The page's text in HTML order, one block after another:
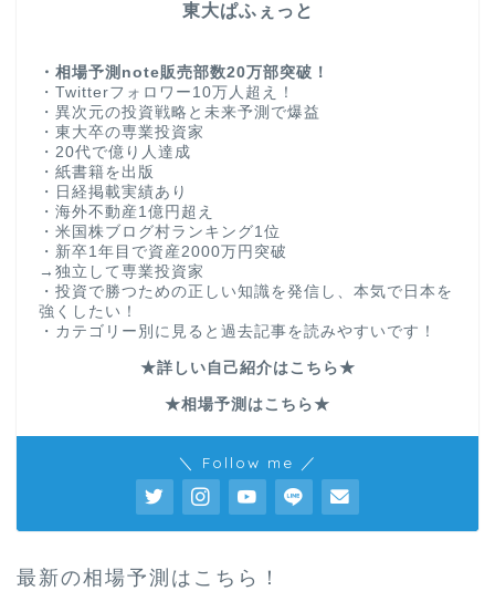
東大ぱふぇっと
・相場予測note販売部数20万部突破！
・Twitterフォロワー10万人超え！
・異次元の投資戦略と未来予測で爆益
・東大卒の専業投資家
・20代で億り人達成
・紙書籍を出版
・日経掲載実績あり
・海外不動産1億円超え
・米国株ブログ村ランキング1位
・新卒1年目で資産2000万円突破
→独立して専業投資家
・投資で勝つための正しい知識を発信し、本気で日本を
強くしたい！
・カテゴリー別に見ると過去記事を読みやすいです！
★詳しい自己紹介はこちら★
★相場予測はこちら★
＼ Follow me ／
最新の相場予測はこちら！